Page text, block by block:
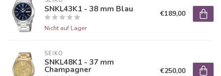
SNKL43K1 - 38 mm Blau
Nicht auf Lager
€189,00
SEIKO
SNKL48K1 - 37 mm
Champagner €250,00